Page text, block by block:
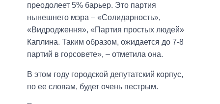
преодолеет 5% барьер. Это партия
нынешнего мэра – «Солидарность»,
«Видродження», «Партия простых людей»
Каплина. Таким образом, ожидается до 7-8
партий в горсовете», – отметила она.
В этом году городской депутатский корпус,
по ее словам, будет очень пестрым.